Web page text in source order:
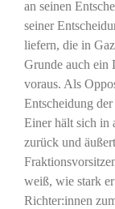
an seinen
seiner
liefern, die in
Grunde auch ein
voraus. Als
Entscheidung
Einer hält sich in
zurück und
weiß, wie stark
Richter:innen